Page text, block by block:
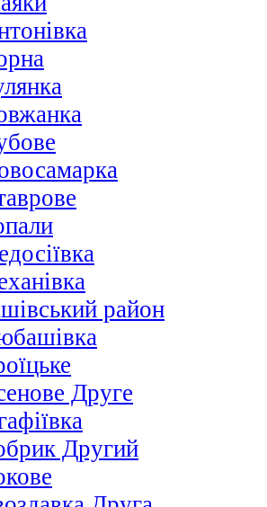
район
Друге
Другий